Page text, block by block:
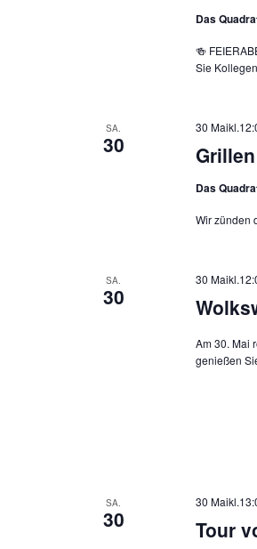
Das
🍻
Sie
SA.
30
30
Das
Wir zünden
SA.
30
30
Am 30. Mai
genießen
SA.
30 Tour
30